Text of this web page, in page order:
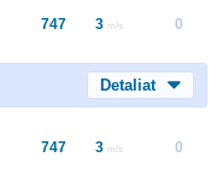
747 3 m/s 0
Detaliat
747 3 m/s 0